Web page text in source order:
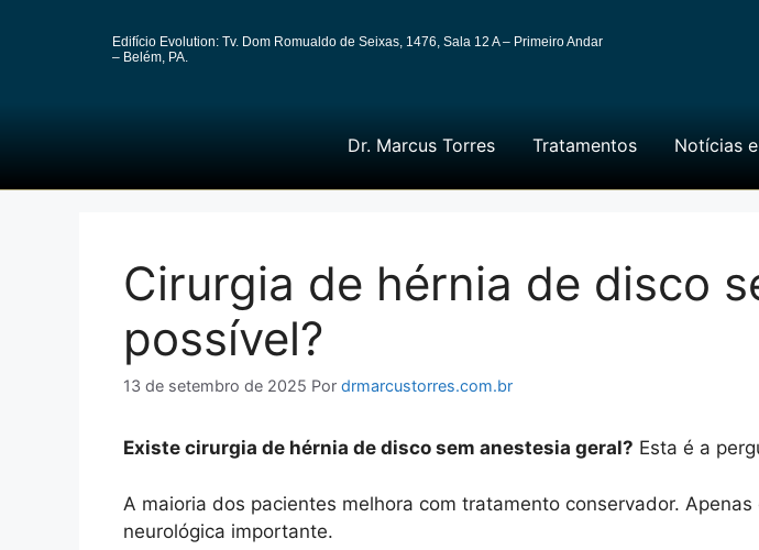
Edifício Evolution: Tv. Dom Romualdo de Seixas, 1476, Sala 12 A – Primeiro Andar
– Belém, PA.
Dr. Marcus Torres Tratamentos Notícias
Cirurgia de hérnia de disco
possível?
13 de setembro de 2025 Por drmarcustorres.com.br
Existe cirurgia de hérnia de disco sem anestesia geral? Esta é a
A maioria dos pacientes melhora com tratamento conservador.
neurológica importante.